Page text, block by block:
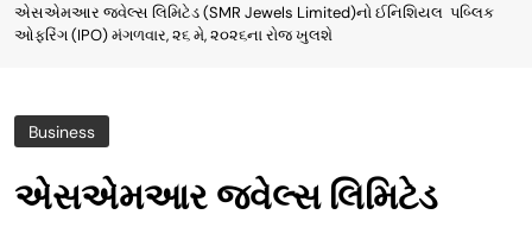
એસએમઆર જ્વેલ્સ લિમિટેડ (SMR Jewels Limited)નો ઈનિશિયલ પબ્લિક
ઓફરિંગ (IPO) મંગળવાર, ૨૬ મે, ૨૦૨૬ના રોજ ખુલશે
Business
એસએમઆર જ્વેલ્સ લિમિટેડ